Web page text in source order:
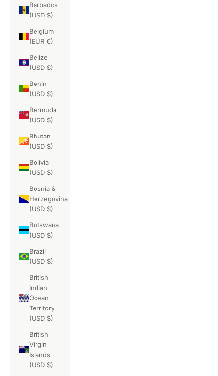
Barbados
(USD $)
Belgium
(EUR €)
Belize
(USD $)
Benin
(USD $)
Bermuda
(USD $)
Bhutan
(USD $)
Bolivia
(USD $)
Bosnia &
Herzegovina
(USD $)
Botswana
(USD $)
Brazil
(USD $)
British
Indian
Ocean
Territory
(USD $)
British
Virgin
Islands
(USD $)